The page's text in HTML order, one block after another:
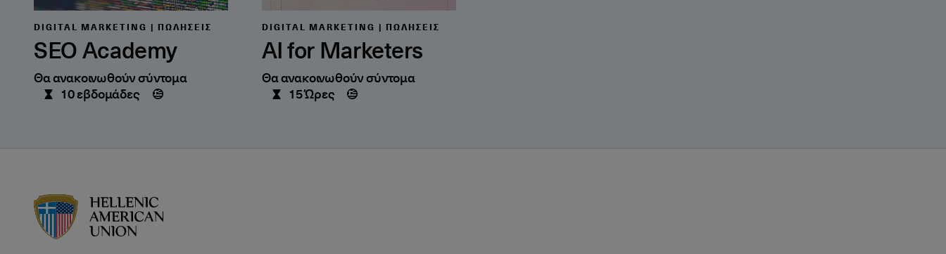
DIGITAL MARKETING | ΠΩΛΉΣΕΙΣ
SEO Academy
Θα ανακοινωθούν σύντομα
10 εβδομάδες
DIGITAL MARKETING | ΠΩΛΉΣΕΙΣ
AI for Marketers
Θα ανακοινωθούν σύντομα
15 Ώρες